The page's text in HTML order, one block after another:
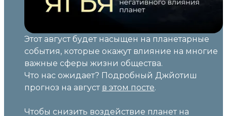
Этот август будет насыщен на планетарные
события, которые окажут влияние на многие
важные сферы жизни общества.
Что нас ожидает? Подробный Джйотиш
прогноз на август в этом посте.
Чтобы снизить воздействие планет на